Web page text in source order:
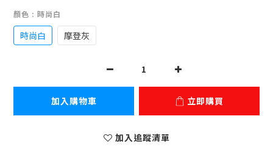
顏色 : 時尚白
時尚白 摩登灰
加入購物車 立即購買
加入追蹤清單